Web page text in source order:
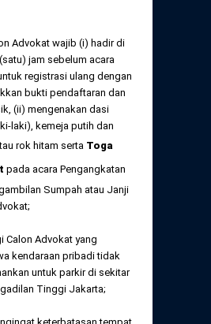
Advokat wajib (i) hadir di
jam sebelum acara
registrasi ulang dengan
bukti pendaftaran dan
(ii) mengenakan dasi
laki), kemeja putih dan
rok hitam serta Toga
pada acara Pengangkatan
Sumpah atau Janji
Advokat yang
kendaraan pribadi tidak
untuk parkir di sekitar
Tinggi Jakarta;